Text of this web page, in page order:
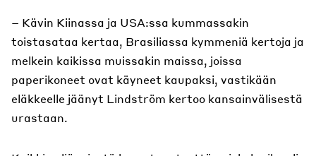
– Kävin Kiinassa ja USA:ssa kummassakin
toistasataa kertaa, Brasiliassa kymmeniä kertoja ja
melkein kaikissa muissakin maissa, joissa
paperikoneet ovat käyneet kaupaksi, vastikään
eläkkeelle jäänyt Lindström kertoo kansainvälisestä
urastaan.